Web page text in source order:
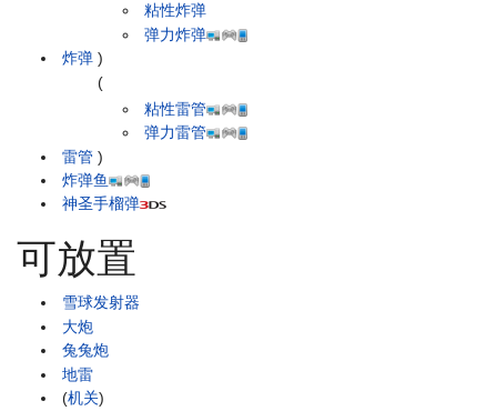
炸弹
粘性炸弹
弹力炸弹
)
雷管
(
粘性雷管
弹力雷管
)
炸弹鱼
神圣手榴弹
可放置
雪球发射器
大炮
兔兔炮
地雷
(机关)